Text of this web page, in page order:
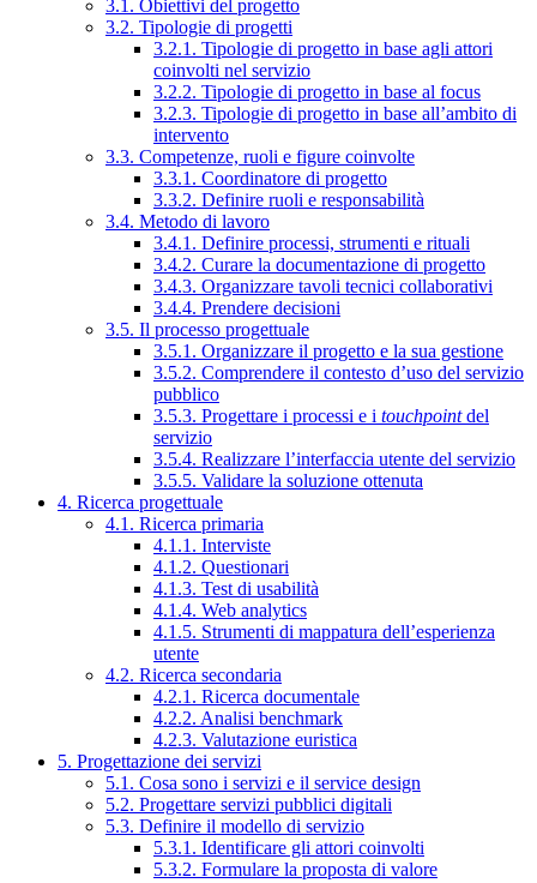
3.1. Obiettivi del progetto
3.2. Tipologie di progetti
3.2.1. Tipologie di progetto in base agli attori
coinvolti nel servizio
3.2.2. Tipologie di progetto in base al focus
3.2.3. Tipologie di progetto in base all’ambito di
intervento
3.3. Competenze, ruoli e figure coinvolte
3.3.1. Coordinatore di progetto
3.3.2. Definire ruoli e responsabilità
3.4. Metodo di lavoro
3.4.1. Definire processi, strumenti e rituali
3.4.2. Curare la documentazione di progetto
3.4.3. Organizzare tavoli tecnici collaborativi
3.4.4. Prendere decisioni
3.5. Il processo progettuale
3.5.1. Organizzare il progetto e la sua gestione
3.5.2. Comprendere il contesto d’uso del servizio
pubblico
3.5.3. Progettare i processi e i touchpointdel
servizio
3.5.4. Realizzare l’interfaccia utente del servizio
3.5.5. Validare la soluzione ottenuta
4. Ricerca progettuale
4.1. Ricerca primaria
4.1.1. Interviste
4.1.2. Questionari
4.1.3. Test di usabilità
4.1.4. Web analytics
4.1.5. Strumenti di mappatura dell’esperienza
utente
4.2. Ricerca secondaria
4.2.1. Ricerca documentale
4.2.2. Analisi benchmark
4.2.3. Valutazione euristica
5. Progettazione dei servizi
5.1. Cosa sono i servizi e il service design
5.2. Progettare servizi pubblici digitali
5.3. Definire il modello di servizio
5.3.1. Identificare gli attori coinvolti
5.3.2. Formulare la proposta di valore